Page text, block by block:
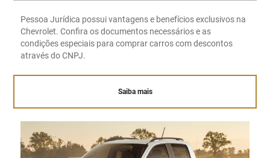
Pessoa Jurídica possui vantagens e benefícios exclusivos na
Chevrolet. Confira os documentos necessários e as
condições especiais para comprar carros com descontos
através do CNPJ.
Saiba mais